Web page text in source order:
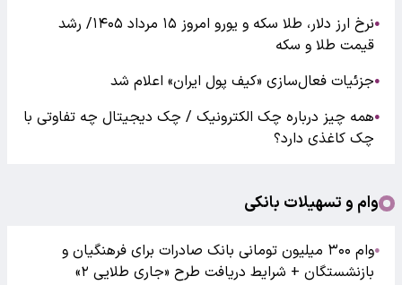
●
نرخ ارز دلار، طلا سکه و یورو امروز ۱۵ مرداد ۱۴۰۵/ رشد
قیمت طلا و سکه
●جزئیات فعال‌سازی «کیف پول ایران» اعلام شد
●همه چیز درباره چک الکترونیک / چک دیجیتال چه تفاوتی با
چک کاغذی دارد؟
وام و تسهیلات بانکی
●
وام ۳۰۰ میلیون تومانی بانک صادرات برای فرهنگیان و
بازنشستگان + شرایط دریافت طرح «جاری طلایی ۲»